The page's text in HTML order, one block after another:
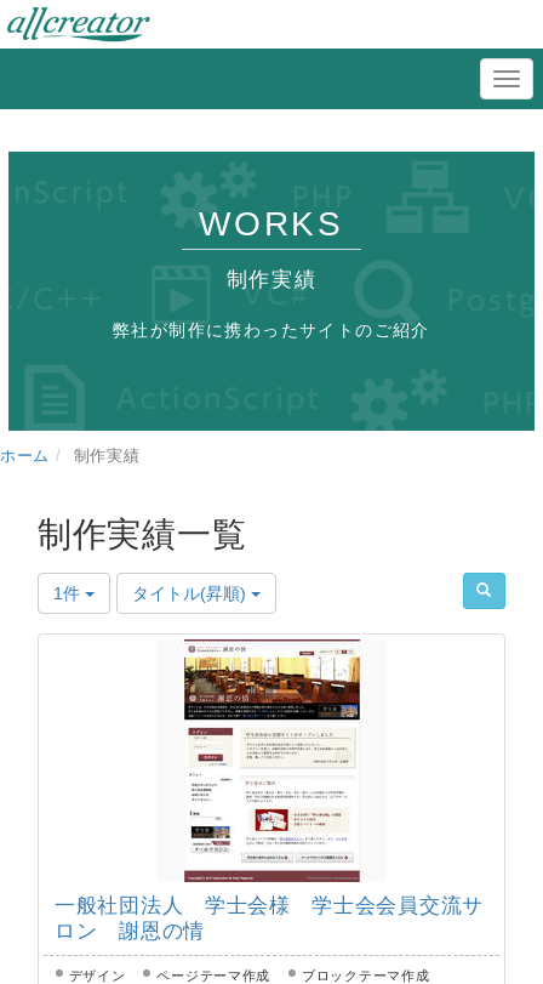
WORKS
制作実績
弊社が制作に携わったサイトのご紹介
ホーム 制作実績
制作実績一覧
1件 タイトル(昇順)
一般社団法人 学士会様 学士会会員交流サ
ロン 謝恩の情
デザイン ページテーマ作成
ブロックテーマ作成